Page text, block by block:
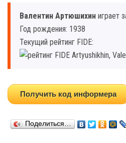
Валентин Артюшихин играет
Год рождения: 1938
Текущий рейтинг FIDE:
Получить код информера
Поделиться…